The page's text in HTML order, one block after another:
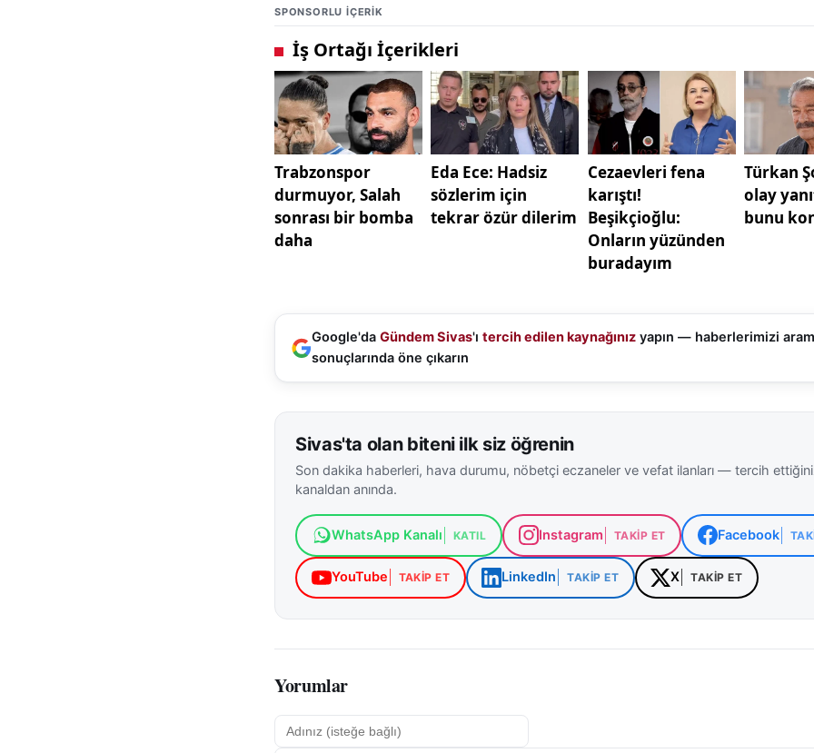
SPONSORLU IÇERIK
Google'da Gündem Sivas'ı tercih edilen kaynağınız yapın — haberlerimizi
sonuçlarında öne çıkarın
Sivas'ta olan biteni ilk siz öğrenin
Son dakika haberleri, hava durumu, nöbetçi eczaneler ve vefat ilanları — tercih
kanaldan anında.
WhatsApp Kanalı KATIL Instagram TAKIP ET Facebook
YouTube TAKIP ET LinkedIn TAKIP ET X TAKIP ET
Yorumlar